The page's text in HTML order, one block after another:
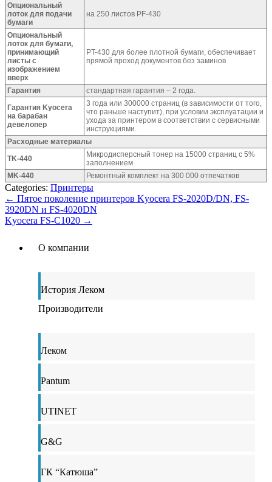
Опциональный
лоток для подачи
бумаги
на 250 листов PF-430
Опциональный
лоток для бумаги,
принимающий
листы с
изображением
вверх
PT-430 для более плотной бумаги, обеспечивает
прямой проход документов без заминов
Гарантия
стандартная гарантия – 2 года.
Гарантия Kyocera
на барабан
девелопер
3 года или 300000 страниц (в зависимости от того,
что раньше наступит), при условии эксплуатации и
ухода за принтером в соответствии с сервисными
инструкциями.
Расходные материалы
TK-440
Микродисперсный тонер на 15000 страниц с 5%
заполнением
MK-440
Ремонтный комплект на 300 000 отпечатков
Categories: Принтеры
← Пятое поколение принтеров Kyocera FS-2020D/DN, FS-
3920DN и FS-4020DN
Kyocera FS-C1020 →
О компании
История Леком
Производители
Леком
Pantum
UTINET
G&G
ГК “Катюша”